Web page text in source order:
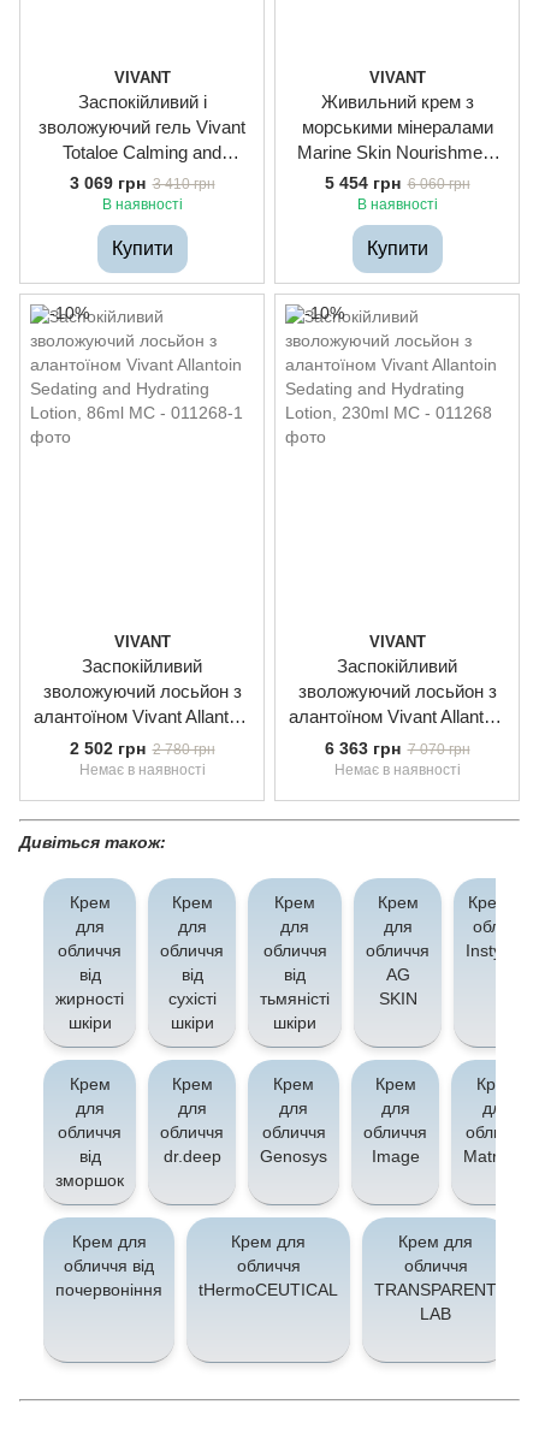
VIVANT
Заспокійливий і
зволожуючий гель Vivant
Totaloe Calming and
Hydrating Gel, 86ml
3 069 грн 3 410 грн
В наявності
Купити
VIVANT
Живильний крем з
морськими мінералами
Marine Skin Nourishment
Cream, 86ml
5 454 грн 6 060 грн
В наявності
Купити
VIVANT
Заспокійливий
зволожуючий лосьйон з
алантоїном Vivant Allantoin
Sedating and Hydrating
Lotion, 86ml
2 502 грн 2 780 грн
Немає в наявності
VIVANT
Заспокійливий
зволожуючий лосьйон з
алантоїном Vivant Allantoin
Sedating and Hydrating
Lotion, 230ml
6 363 грн 7 070 грн
Немає в наявності
Дивіться також:
Крем
для
обличчя
від
жирності
шкіри
Крем
для
обличчя
від
сухісті
шкіри
Крем
для
обличчя
від
тьмяністі
шкіри
Крем
для
обличчя
AG
SKIN
Крем
обличчя
Крем
для
обличчя
від
зморшок
Крем
для
обличчя
dr.deep
Крем
для
обличчя
Genosys
Крем
для
обличчя
Image
Крем
для
обличчя
Matrigen
Крем для
обличчя від
почервоніння
Крем для
обличчя
tHermoCEUTICAL
Крем для
обличчя
TRANSPARENT
LAB